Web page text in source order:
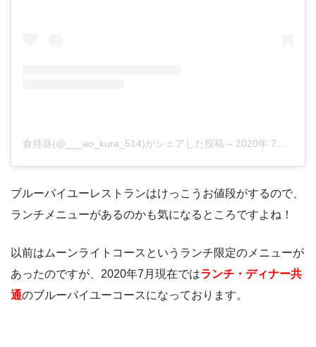
倉持葵(@___ao_kura_514)がシェアした投稿 – 2020年 7月月22日午前4時38分PDT
ブルーバイユーレストランはけっこうお値段がするので、
ランチメニューがあるのかも気になるところですよね！
以前はムーンライトコースというランチ限定のメニューが
あったのですが、2020年7月現在ではランチ・ディナー共
通のブルーバイユーコースになっております。